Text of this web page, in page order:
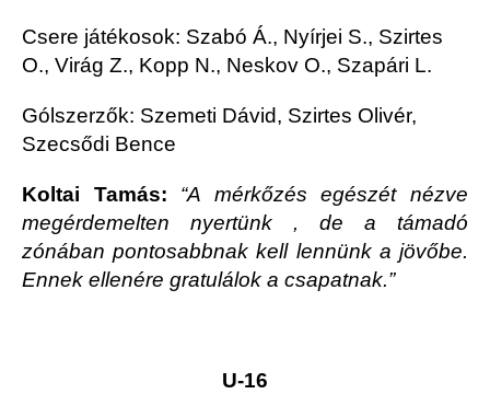
Csere játékosok: Szabó Á., Nyírjei S., Szirtes
O., Virág Z., Kopp N., Neskov O., Szapári L.
Gólszerzők: Szemeti Dávid, Szirtes Olivér,
Szecsődi Bence
Koltai Tamás: “A mérkőzés egészét nézve
megérdemelten nyertünk , de a támadó
zónában pontosabbnak kell lennünk a jövőbe.
Ennek ellenére gratulálok a csapatnak.”
U-16